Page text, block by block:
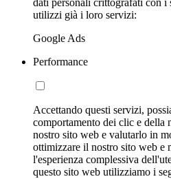
dati personali crittografati con i
utilizzi già i loro servizi:
Google Ads
Performance
Accettando questi servizi,
comportamento dei clic e della
nostro sito web e valutarlo in
ottimizzare il nostro sito web e
l'esperienza complessiva
questo sito web utilizziamo i